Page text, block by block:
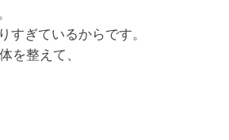
すぎているからです。
を整えて、